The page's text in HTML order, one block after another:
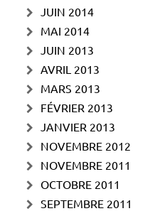
JUIN 2014
MAI 2014
JUIN 2013
AVRIL 2013
MARS 2013
FÉVRIER 2013
JANVIER 2013
NOVEMBRE 2012
NOVEMBRE 2011
OCTOBRE 2011
SEPTEMBRE 2011